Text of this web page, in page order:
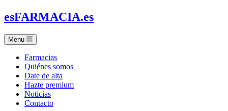
esFARMACIA.es
Menu
Farmacias
Quiénes somos
Date de alta
Hazte premium
Noticias
Contacto